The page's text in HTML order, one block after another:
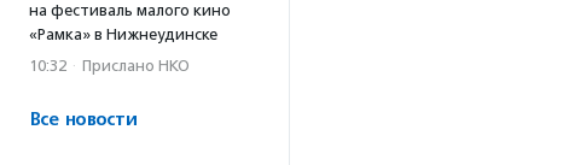
на фестиваль малого кино
«Рамка» в Нижнеудинске
10:32 · Прислано НКО
Все новости